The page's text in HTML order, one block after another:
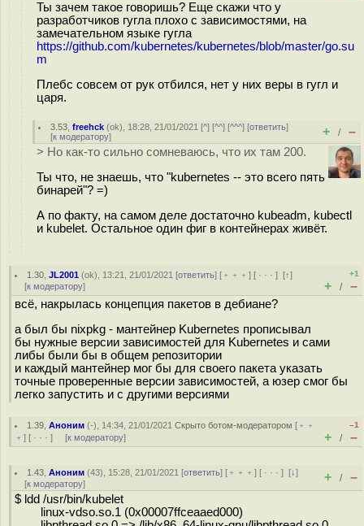
Ты зачем такое говоришь? Еще скажи что у
разработчиков гугла плохо с зависимостями, на
замечательном языке гугла
https://github.com/kubernetes/kubernetes/blob/master/go.su
m
Плебс совсем от рук отбился, нет у них веры в гугл и
царя.
3.53 ,freehck (ok), 18:28, 21/01/2021 [^] [^^] [^^^] [ответить]
[к модератору] + / –
> Но как-то сильно сомневаюсь, что их там 200.
Ты что, не знаешь, что "kubernetes -- это всего пять
бинарей"? =)
А по факту, на самом деле достаточно kubeadm, kubectl
и kubelet. Остальное один фиг в контейнерах живёт.
1.30 ,JL2001 (ok), 13:21, 21/01/2021 [ответить] [ ﹢﹢﹢] [ · · ·][↑]
[к модератору]
+1
+ / –
всё, накрылась концепция пакетов в дебиане?
а был бы nixpkg - мантейнер Kubernetes прописывал
бы нужные версии зависимостей для Kubernetes и сами
либы были бы в общем репозитории
и каждый мантейнер мог бы для своего пакета указать
точные проверенные версии зависимостей, а юзер смог бы
легко запустить и с другими версиями
1.39 ,Аноним (-), 14:34, 21/01/2021Скрыто ботом-модератором [ ﹢﹢
﹢ ] [ · · · ] [к модератору]
–1
+ / –
1.43 ,Аноним (43), 15:28, 21/01/2021 [ответить] [ ﹢﹢﹢] [ · · ·][↓]
[к модератору] + / –
$ ldd /usr/bin/kubelet
linux-vdso.so.1 (0x00007ffceaaed000)